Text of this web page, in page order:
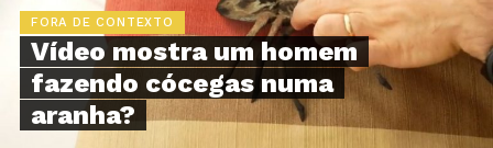
FORA DE CONTEXTO
Vídeo mostra um homem
fazendo cócegas numa
aranha?